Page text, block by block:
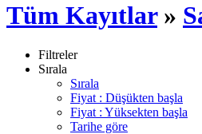
Tüm Kayıtlar»
Filtreler
Sırala
Sırala
Fiyat : Düşükten başla
Fiyat : Yüksekten başla
Tarihe göre